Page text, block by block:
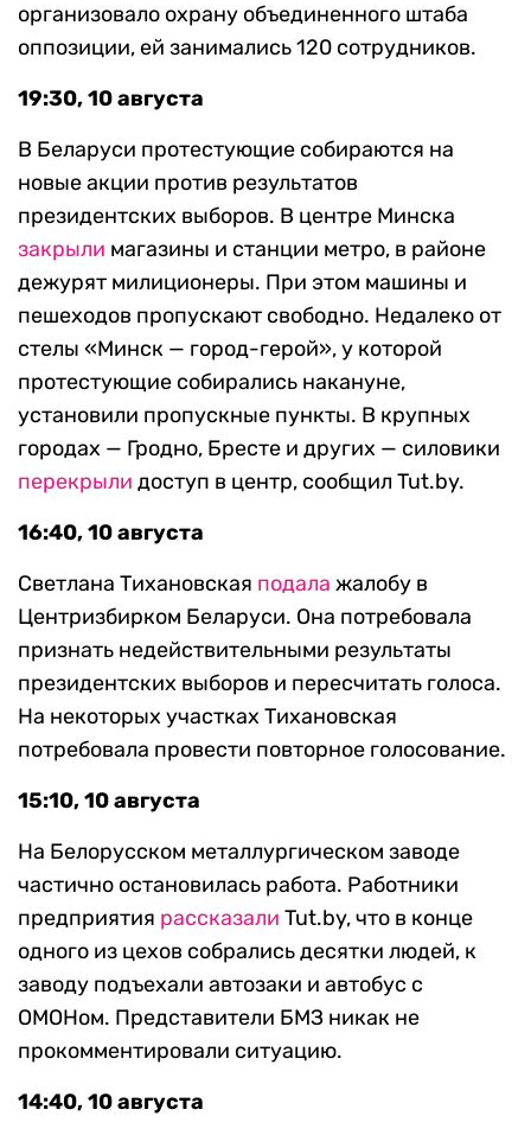
организовало охрану объединенного штаба
оппозиции, ей занимались 120 сотрудников.
19:30, 10 августа
В Беларуси протестующие собираются на
новые акции против результатов
президентских выборов. В центре Минска
закрыли магазины и станции метро, в районе
дежурят милиционеры. При этом машины и
пешеходов пропускают свободно. Недалеко от
стелы «Минск — город-герой», у которой
протестующие собирались накануне,
установили пропускные пункты. В крупных
городах — Гродно, Бресте и других — силовики
перекрыли доступ в центр, сообщил Tut.by.
16:40, 10 августа
Светлана Тихановская подала жалобу в
Центризбирком Беларуси. Она потребовала
признать недействительными результаты
президентских выборов и пересчитать голоса.
На некоторых участках Тихановская
потребовала провести повторное голосование.
15:10, 10 августа
На Белорусском металлургическом заводе
частично остановилась работа. Работники
предприятия рассказали Tut.by, что в конце
одного из цехов собрались десятки людей, к
заводу подъехали автозаки и автобус с
ОМОНом. Представители БМЗ никак не
прокомментировали ситуацию.
14:40, 10 августа